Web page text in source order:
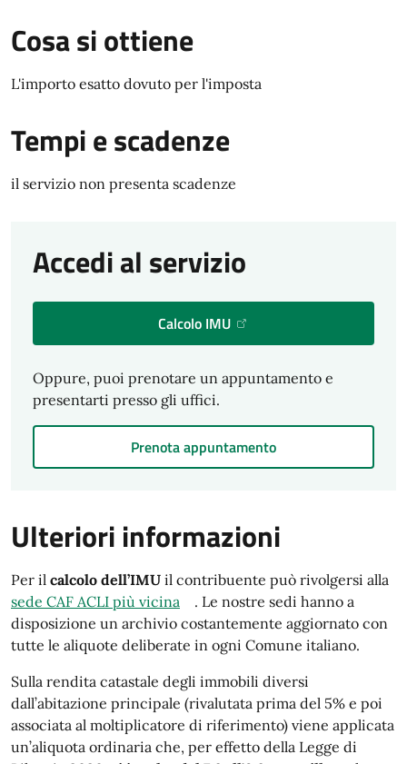
Cosa si ottiene
L'importo esatto dovuto per l'imposta
Tempi e scadenze
il servizio non presenta scadenze
Accedi al servizio
Calcolo IMU
Oppure, puoi prenotare un appuntamento e
presentarti presso gli uffici.
Prenota appuntamento
Ulteriori informazioni
Per il calcolo dell’IMU il contribuente può rivolgersi alla
sede CAF ACLI più vicina
. Le nostre sedi hanno a
disposizione un archivio costantemente aggiornato con
tutte le aliquote deliberate in ogni Comune italiano.
Sulla rendita catastale degli immobili diversi
dall’abitazione principale (rivalutata prima del 5% e poi
associata al moltiplicatore di riferimento) viene applicata
un’aliquota ordinaria che, per effetto della Legge di